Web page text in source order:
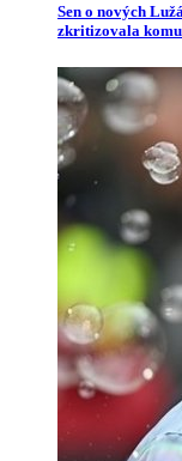
Sen o nových
zkritizovala